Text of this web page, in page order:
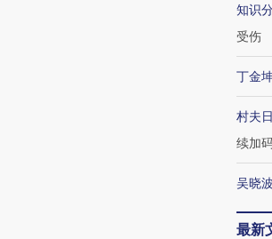
知识
受伤
丁金坤
村夫
续加
吴晓波
最新